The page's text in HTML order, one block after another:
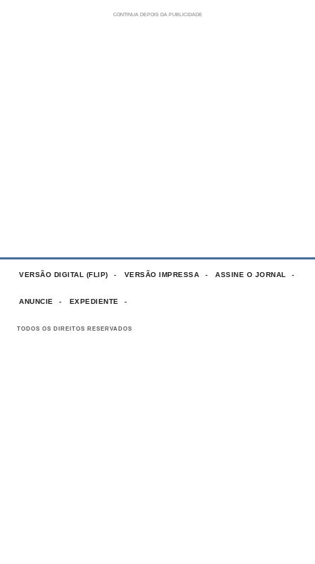
VERSÃO DIGITAL (FLIP) VERSÃO IMPRESSA ASSINE O JORNAL
ANUNCIE EXPEDIENTE
TODOS OS DIREITOS RESERVADOS